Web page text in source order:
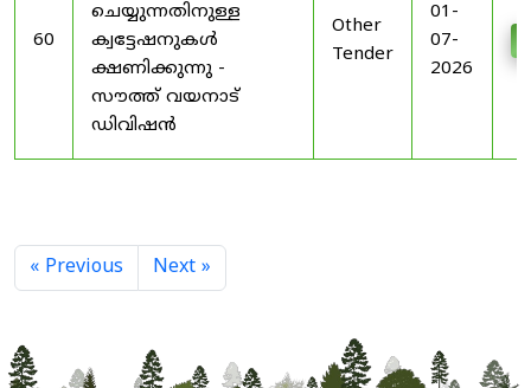
60
ചെയ്യുന്നതിനുള്ള
ക്വട്ടേഷനുകൾ
ക്ഷണിക്കുന്നു -
സൗത്ത് വയനാട്
ഡിവിഷൻ
Other
Tender
01-
07-
2026
« Previous Next »